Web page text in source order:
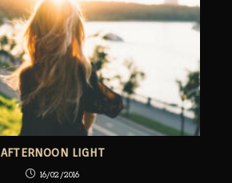
AFTERNOON LIGHT
16/02/2016